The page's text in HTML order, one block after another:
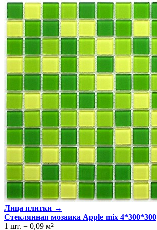
Лица плитки →
Стеклянная мозаика Apple mix 4*300*300
1 шт. = 0,09 м²